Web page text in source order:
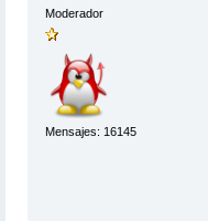
Moderador
Mensajes: 16145